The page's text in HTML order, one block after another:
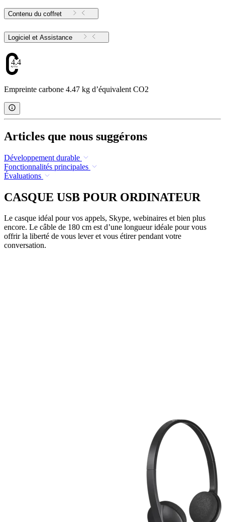
Contenu du coffret
Logiciel et Assistance
4.47
Empreinte carbone 4.47 kg d’équivalent CO2
Articles que nous suggérons
Développement durable
Fonctionnalités principales
Évaluations
CASQUE USB POUR ORDINATEUR
Le casque idéal pour vos appels, Skype, webinaires et bien plus
encore. Le câble de 180 cm est d’une longueur idéale pour vous
offrir la liberté de vous lever et vous étirer pendant votre
conversation.